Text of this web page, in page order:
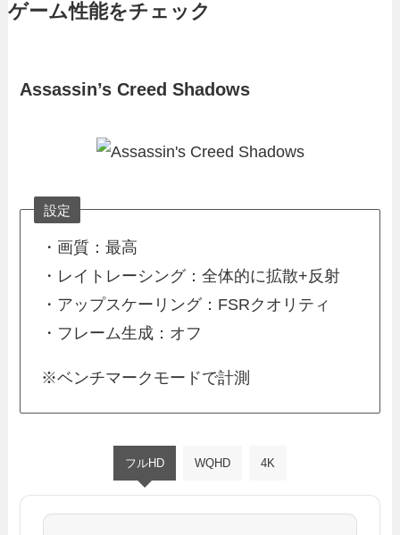
ゲーム性能をチェック
Assassin’s Creed Shadows
設定
・画質：最高
・レイトレーシング：全体的に拡散+反射
・アップスケーリング：FSRクオリティ
・フレーム生成：オフ
※ベンチマークモードで計測
フルHD WQHD 4K